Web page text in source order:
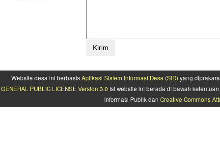
Website desa ini berbasisAplikasi Sistem Informasi Desa (SID) yang
GENERAL PUBLIC LICENSE Version 3.0 Isi website ini berada di bawah
Informasi Publik dan Creative Commons